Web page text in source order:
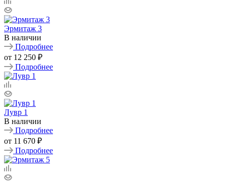
Эрмитаж 3
В наличии
Подробнее
от 12 250 ₽
Подробнее
Лувр 1
В наличии
Подробнее
от 11 670 ₽
Подробнее